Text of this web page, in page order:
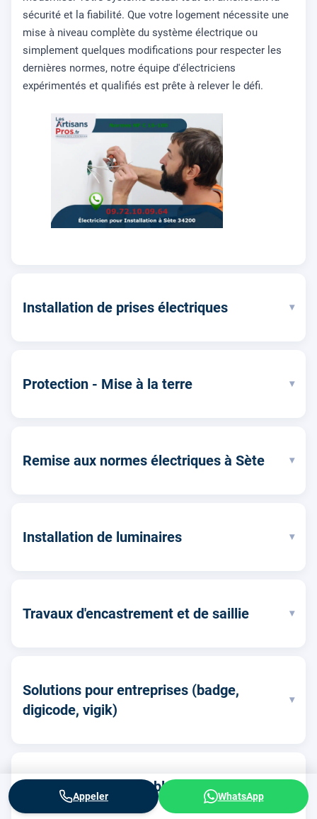
sécurité et la fiabilité. Que votre logement nécessite une
mise à niveau complète du système électrique ou
simplement quelques modifications pour respecter les
dernières normes, notre équipe d'électriciens
expérimentés et qualifiés est prête à relever le défi.
Installation de prises électriques ▾
Protection - Mise à la terre ▾
Remise aux normes électriques à Sète ▾
Installation de luminaires ▾
Travaux d'encastrement et de saillie ▾
Solutions pour entreprises (badge,
digicode, vigik)
▾
Remplacement de tableau électrique -
Norme NF C 15-100
Appeler WhatsApp